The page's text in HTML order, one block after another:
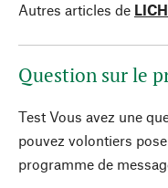
Autres articles de
Question sur le
Test Vous avez une
pouvez volontiers
programme de